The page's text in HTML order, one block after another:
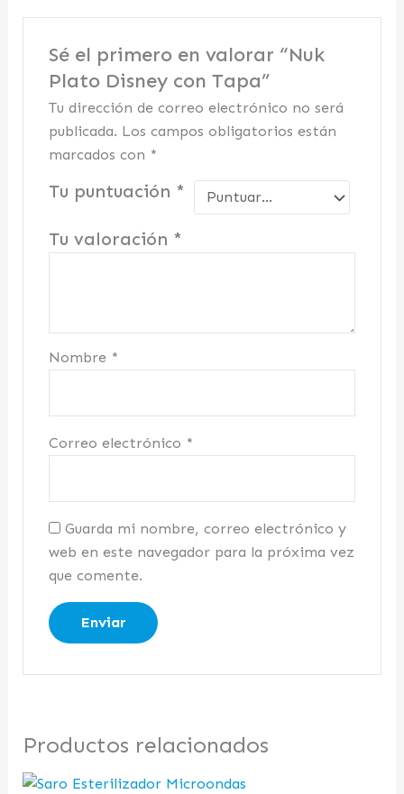
Sé el primero en valorar “Nuk
Plato Disney con Tapa”
Tu dirección de correo electrónico no será
publicada. Los campos obligatorios están
marcados con *
Tu puntuación *
Tu valoración *
Nombre *
Correo electrónico *
Guarda mi nombre, correo electrónico y
web en este navegador para la próxima vez
que comente.
Productos relacionados